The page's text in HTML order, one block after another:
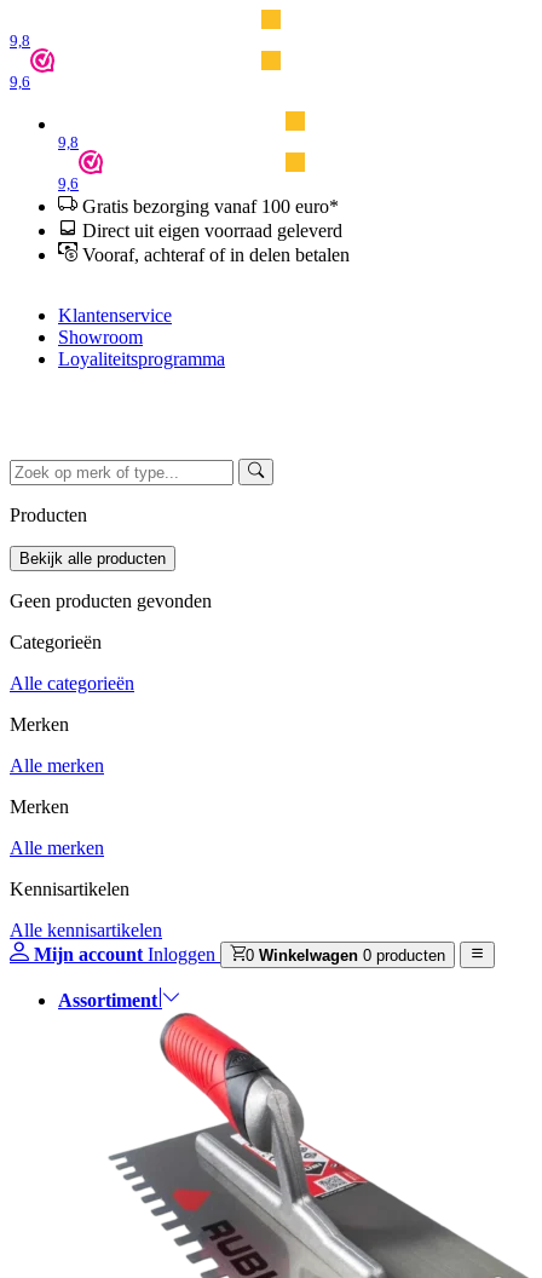
9,8
9,6
9,8
9,6
Gratis bezorging vanaf 100 euro*
Direct uit eigen voorraad geleverd
Vooraf, achteraf of in delen betalen
Klantenservice
Showroom
Loyaliteitsprogramma
Producten
Geen producten gevonden
Categorieën
Alle categorieën
Merken
Alle merken
Merken
Alle merken
Kennisartikelen
Alle kennisartikelen
Mijn account Inloggen 0 Winkelwagen 0 producten
Assortiment